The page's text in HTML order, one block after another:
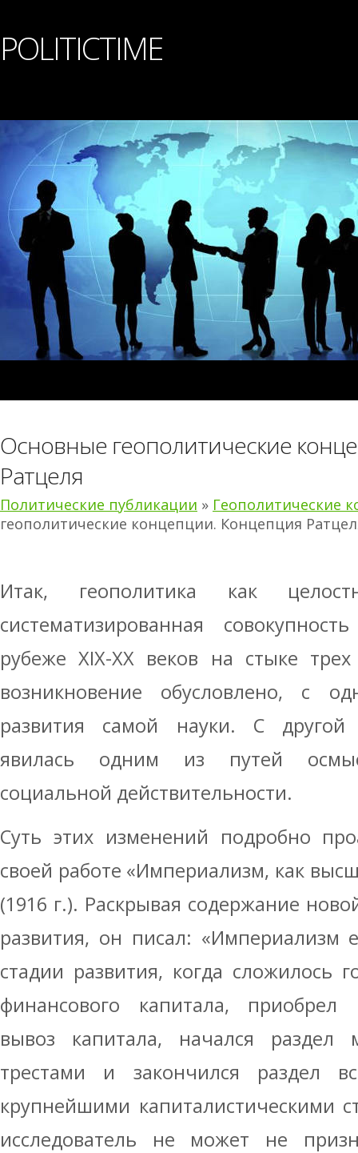
POLITICTIME
Основные геополитические
Ратцеля
Политические публикации » Геополитические
геополитические концепции. Концепция
Итак, геополитика как
систематизированная
рубеже ХIХ-ХХ веков на стыке
возникновение обусловлено, с
развития самой науки. С другой
явилась одним из путей
социальной действительности.
Суть этих изменений подробно
своей работе «Империализм, как
(1916 г.). Раскрывая содержание
развития, он писал: «Империализм
стадии развития, когда сложилось
финансового капитала,
вывоз капитала, начался раздел
трестами и закончился раздел
крупнейшими капиталистическими
исследователь не может не